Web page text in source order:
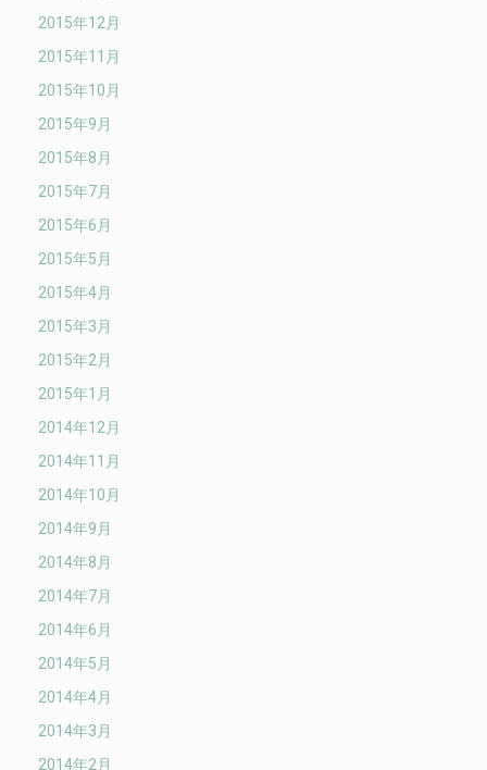
2015年12月
2015年11月
2015年10月
2015年9月
2015年8月
2015年7月
2015年6月
2015年5月
2015年4月
2015年3月
2015年2月
2015年1月
2014年12月
2014年11月
2014年10月
2014年9月
2014年8月
2014年7月
2014年6月
2014年5月
2014年4月
2014年3月
2014年2月